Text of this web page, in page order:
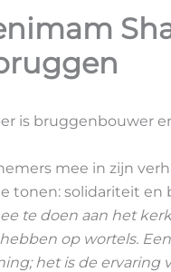
is bruggenbouwer
mee in zijn
tonen: solidariteit en
te doen aan het
op wortels.
het is de ervaring